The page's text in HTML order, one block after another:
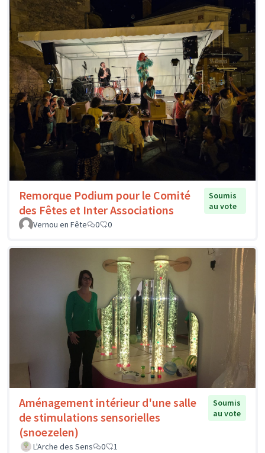
Remorque Podium pour le Comité
des Fêtes et Inter Associations
Soumis
au vote
Vernou en Fête
0 0
Aménagement intérieur d'une salle
de stimulations sensorielles
(snoezelen)
Soumis
au vote
L'Arche des Sens 0 1